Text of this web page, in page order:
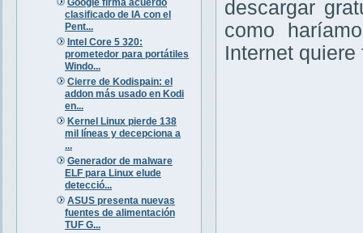
clasificado de IA con el
Pent...
Intel Core 5 320:
prometedor para portátiles
Windo...
Cierre de Kodispain: el
addon más usado en Kodi
en...
Kernel Linux pierde 138
mil líneas y decepciona a
...
Generador de malware
ELF para Linux elude
detecció...
ASUS presenta nuevas
fuentes de alimentación
TUF G...
descargar
como
Internet